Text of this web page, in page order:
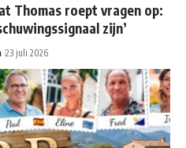
Thomas roept vragen op:
zijn’
23 juli 2026